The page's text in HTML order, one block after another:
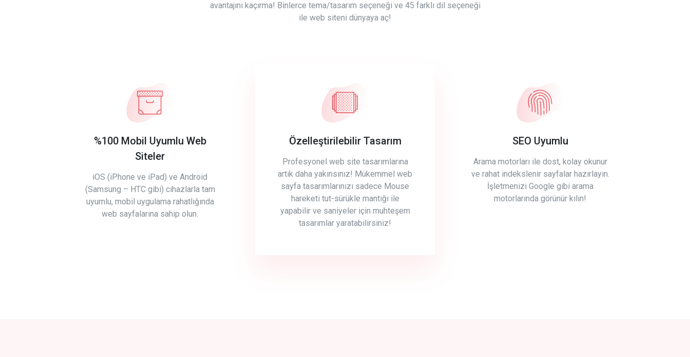
avantajını kaçırma! Binlerce tema/tasarım seçeneği ve 45 farklı dil seçeneği
ile web siteni dünyaya aç!
%100 Mobil Uyumlu Web
Siteler
iOS (iPhone ve iPad) ve Android
(Samsung – HTC gibi) cihazlarla tam
uyumlu, mobil uygulama rahatlığında
web sayfalarına sahip olun.
Özelleştirilebilir Tasarım
Profesyonel web site tasarımlarına
artık daha yakınsınız! Mükemmel web
sayfa tasarımlarınızı sadece Mouse
hareketi tut-sürükle mantığı ile
yapabilir ve saniyeler için muhteşem
tasarımlar yaratabilirsiniz!
SEO Uyumlu
Arama motorları ile dost, kolay okunur
ve rahat indekslenir sayfalar hazırlayın.
İşletmenizi Google gibi arama
motorlarında görünür kılın!